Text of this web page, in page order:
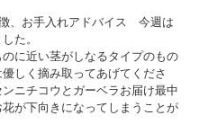
、お手入れアドバイス 今週は
た。
に近い茎がしなるタイプのもの
しく摘み取ってあげてくださ
ニチコウとガーベラお届け最中
が下向きになってしまうことが